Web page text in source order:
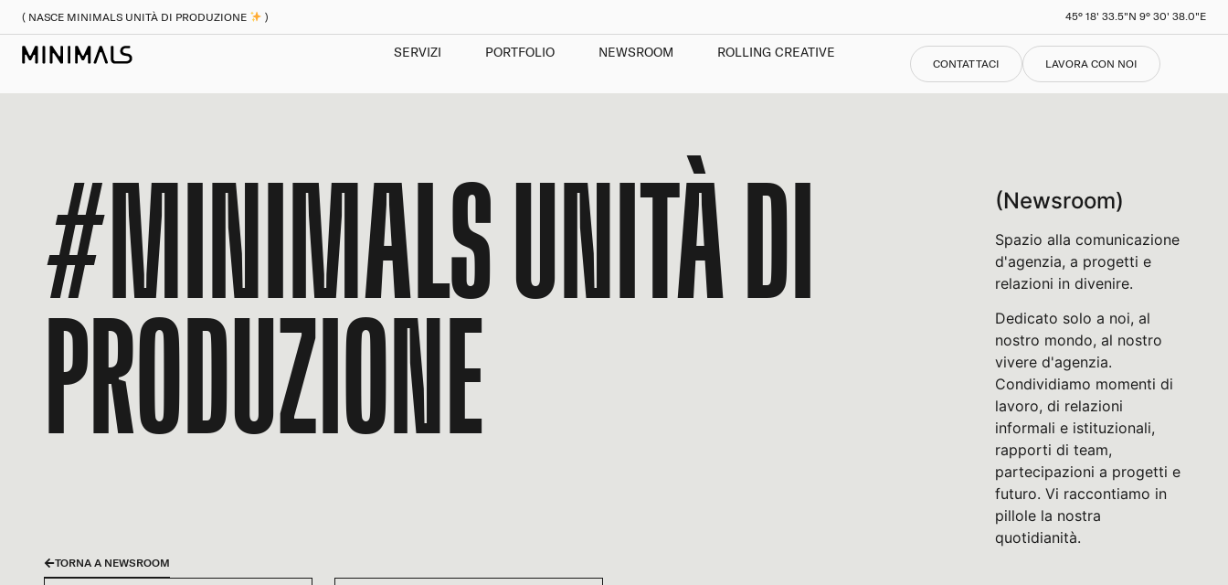
( NASCE MINIMALS UNITÀ DI PRODUZIONE ) 45° 18' 33.5"N 9° 30' 38.0"E
SERVIZI PORTFOLIO NEWSROOM ROLLING CREATIVE
CONTATTACI LAVORA CON NOI
#MINIMALS UNITÀ DI
PRODUZIONE
(Newsroom)
Spazio alla comunicazione
d'agenzia, a progetti e
relazioni in divenire.
Dedicato solo a noi, al
nostro mondo, al nostro
vivere d'agenzia.
Condividiamo momenti di
lavoro, di relazioni
informali e istituzionali,
rapporti di team,
partecipazioni a progetti e
futuro. Vi raccontiamo in
pillole la nostra
quotidianità.
TORNA A NEWSROOM